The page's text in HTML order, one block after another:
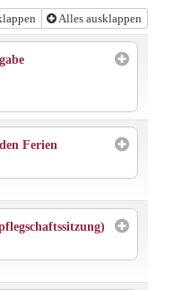
Alles ausklappen
Ferien